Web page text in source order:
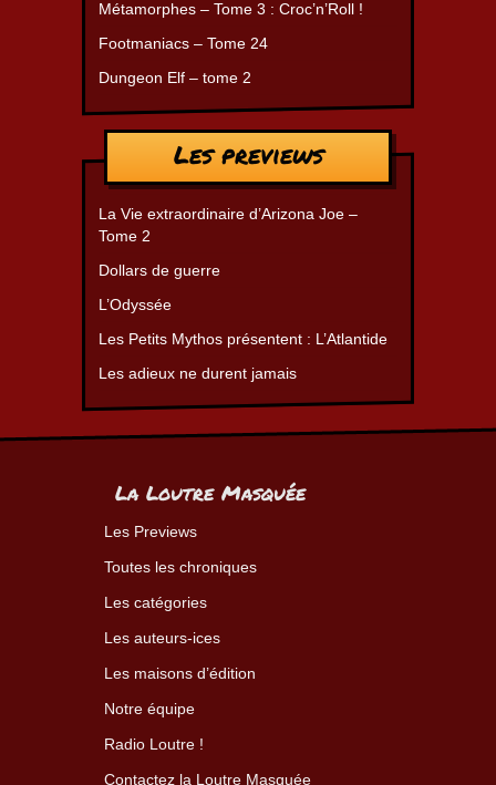
Métamorphes – Tome 3 : Croc’n’Roll !
Footmaniacs – Tome 24
Dungeon Elf – tome 2
Les previews
La Vie extraordinaire d’Arizona Joe –
Tome 2
Dollars de guerre
L’Odyssée
Les Petits Mythos présentent : L’Atlantide
Les adieux ne durent jamais
La Loutre Masquée
Les Previews
Toutes les chroniques
Les catégories
Les auteurs-ices
Les maisons d’édition
Notre équipe
Radio Loutre !
Contactez la Loutre Masquée